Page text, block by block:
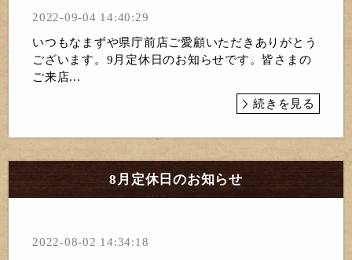
2022-09-04 14:40:29
いつもなまずや県庁前店ご愛顧いただきありがとう
ございます。9月定休日のお知らせです。皆さまの
ご来店...
続きを見る
8月定休日のお知らせ
2022-08-02 14:34:18